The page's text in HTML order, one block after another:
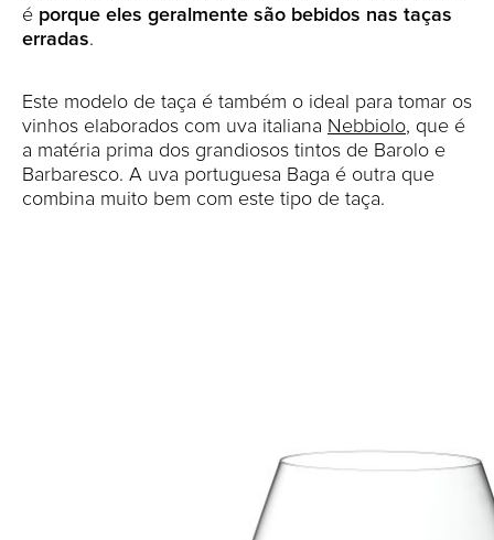
é porque eles geralmente são bebidos nas taças
erradas.
Este modelo de taça é também o ideal para tomar os
vinhos elaborados com uva italiana Nebbiolo, que é
a matéria prima dos grandiosos tintos de Barolo e
Barbaresco. A uva portuguesa Baga é outra que
combina muito bem com este tipo de taça.